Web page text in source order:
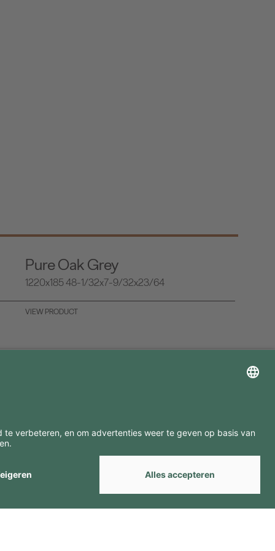
Pure Oak Grey
1220x185 48-1/32x7-9/32x23/64
VIEW PRODUCT
byWebcomum